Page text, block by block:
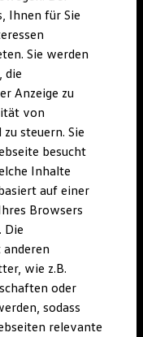
Ihnen für Sie
Sie werden
die
Anzeige zu
von
steuern. Sie
besucht
Inhalte
auf einer
Browsers
Die
wie z.B.
oder
sodass
relevante